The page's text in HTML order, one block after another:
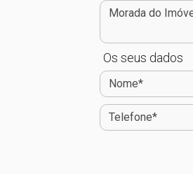
Os seus dados